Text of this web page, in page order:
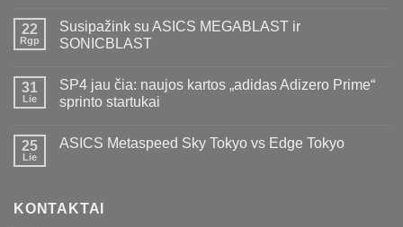
22
Rgp
Susipažink su ASICS MEGABLAST ir
SONICBLAST
31
Lie
SP4 jau čia: naujos kartos „adidas Adizero Prime“
sprinto startukai
25
Lie
ASICS Metaspeed Sky Tokyo vs Edge Tokyo
KONTAKTAI